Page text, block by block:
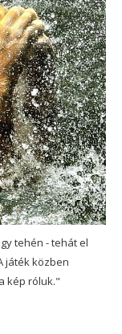
tehén - tehát el
játék közben
kép róluk."